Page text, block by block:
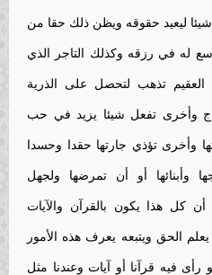
ليعيد حقوقه ويظن ذلك حقا من
له في رزقه وكذلك التاجر الذي
العقيم تذهب لتحصل على الذرية
وأخرى تفعل شيئا يزيد في حب
وأخرى تؤذي جارتها حقدا وحسدا
وأبنائها أو أن تمرضها ولجهل
أن كل هذا يكون بالقرآن والآيات
الحق ويتبعه يعرف هذه الأمور
رأى فيه قرآنا أو آيات وعندنا مثل